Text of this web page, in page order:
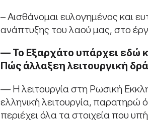
– Αισθάνομαι ευλογημένος και
ανάπτυξης του λαού μας, στο
— Το Εξαρχάτο υπάρχει εδώ
Πώς άλλαξεη λειτουργική
— Η λειτουργία στη Ρωσική
ελληνική λειτουργία, παρατηρώ
περιέχει όλα τα στοιχεία που